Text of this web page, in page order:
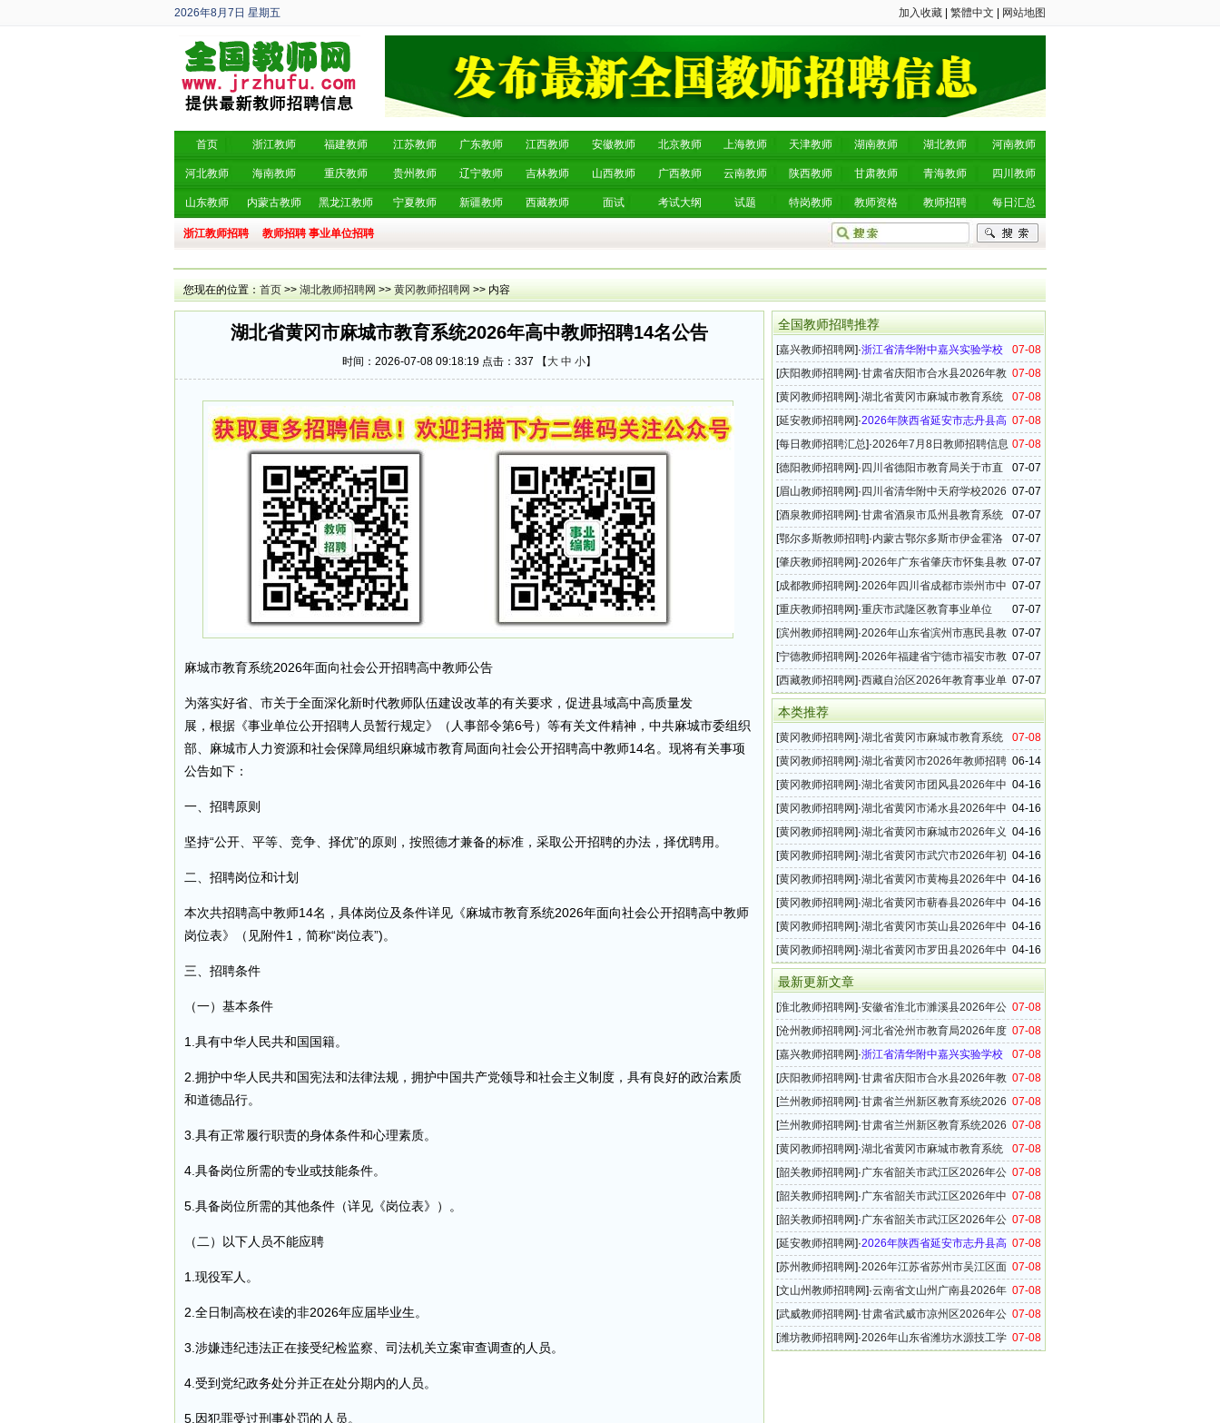
2026年8月7日 星期五
丙午年 六月廿五
加入收藏 繁體中文 网站地图
首页 浙江教师 福建教师 江苏教师 广东教师 江西教师 安徽教师 北京教师 上海教师 天津教师 湖南教师 湖北教师 河南教师
河北教师 海南教师 重庆教师 贵州教师 辽宁教师 吉林教师 山西教师 广西教师 云南教师 陕西教师 甘肃教师 青海教师 四川教师
山东教师 内蒙古教师 黑龙江教师 宁夏教师 新疆教师 西藏教师 面试 考试大纲 试题 特岗教师 教师资格 教师招聘 每日汇总
浙江教师招聘 教师招聘 事业单位招聘
您现在的位置： 首页 >> 湖北教师招聘网 >> 黄冈教师招聘网 >> 内容
湖北省黄冈市麻城市教育系统2026年高中教师招聘14名公告
时间：2026-07-08 09:18:19 点击： 337 【 大 中 小】
麻城市教育系统2026年面向社会公开招聘高中教师公告
为落实好省、市关于全面深化新时代教师队伍建设改革的有关要求，促进县域高中高质量发
展，根据《事业单位公开招聘人员暂行规定》（人事部令第6号）等有关文件精神，中共麻城市委组织
部、麻城市人力资源和社会保障局组织麻城市教育局面向社会公开招聘高中教师14名。现将有关事项
公告如下：
一、招聘原则
坚持“公开、平等、竞争、择优”的原则，按照德才兼备的标准，采取公开招聘的办法，择优聘用。
二、招聘岗位和计划
本次共招聘高中教师14名，具体岗位及条件详见《麻城市教育系统2026年面向社会公开招聘高中教师
岗位表》（见附件1，简称“岗位表”)。
三、招聘条件
（一）基本条件
1.具有中华人民共和国国籍。
2.拥护中华人民共和国宪法和法律法规，拥护中国共产党领导和社会主义制度，具有良好的政治素质
和道德品行。
3.具有正常履行职责的身体条件和心理素质。
4.具备岗位所需的专业或技能条件。
5.具备岗位所需的其他条件（详见《岗位表》）。
（二）以下人员不能应聘
1.现役军人。
2.全日制高校在读的非2026年应届毕业生。
3.涉嫌违纪违法正在接受纪检监察、司法机关立案审查调查的人员。
4.受到党纪政务处分并正在处分期内的人员。
5.因犯罪受过刑事处罚的人员。
全国教师招聘推荐
07-08
[嘉兴教师招聘网]·浙江省清华附中嘉兴实验学校
2026年事业编制教师招聘公告（第四批）
07-08
[庆阳教师招聘网]·甘肃省庆阳市合水县2026年教
育系统事业单位教师招聘公告
07-08
[黄冈教师招聘网]·湖北省黄冈市麻城市教育系统
2026年高中教师招聘14名公告
07-08
[延安教师招聘网]·2026年陕西省延安市志丹县高
级中学教师招聘16名公告
07-08
[每日教师招聘汇总]·2026年7月8日教师招聘信息
汇总（39条）
07-07
[德阳教师招聘网]· 四川省德阳市教育局关于市直
属学校2026年教师招聘公告
07-07
[眉山教师招聘网]· 四川省清华附中天府学校2026
年第二轮教师招聘公告
07-07
[酒泉教师招聘网]·甘肃省酒泉市瓜州县教育系统
2026年紧缺学科教师柔性引进招聘公告
07-07
[鄂尔多斯教师招聘]·内蒙古鄂尔多斯市伊金霍洛
旗2026年引进中小学教师18名公告
07-07
[肇庆教师招聘网]·2026年广东省肇庆市怀集县教
育局教师招聘87名公告
07-07
[成都教师招聘网]·2026年四川省成都市崇州市中
小学校教师招聘76名公告
07-07
[重庆教师招聘网]·重庆市武隆区教育事业单位
2026年教师招聘31名公告
07-07
[滨州教师招聘网]·2026年山东省滨州市惠民县教
师招聘15名公告
07-07
[宁德教师招聘网]·2026年福建省宁德市福安市教
育局下属学校教师招聘13名公告（六）
07-07
[西藏教师招聘网]·西藏自治区2026年教育事业单
位教师招聘公告
本类推荐
07-08
[黄冈教师招聘网]·湖北省黄冈市麻城市教育系统
2026年高中教师招聘14名公告
06-14
[黄冈教师招聘网]·湖北省黄冈市2026年教师招聘
187名公告
04-16
[黄冈教师招聘网]·湖北省黄冈市团风县2026年中
小学教师招聘公告
04-16
[黄冈教师招聘网]·湖北省黄冈市浠水县2026年中
学教师招聘公告
04-16
[黄冈教师招聘网]·湖北省黄冈市麻城市2026年义
务教育学校教师招聘公告
04-16
[黄冈教师招聘网]·湖北省黄冈市武穴市2026年初
中教师招聘公告
04-16
[黄冈教师招聘网]·湖北省黄冈市黄梅县2026年中
小学教师招聘公告
04-16
[黄冈教师招聘网]·湖北省黄冈市蕲春县2026年中
学教师招聘公告
04-16
[黄冈教师招聘网]·湖北省黄冈市英山县2026年中
小学教师招聘公告
04-16
[黄冈教师招聘网]·湖北省黄冈市罗田县2026年中
小学教师招聘公告
最新更新文章
07-08
[淮北教师招聘网]·安徽省淮北市濉溪县2026年公
开引进县外在编在职教师工作实施方案
07-08
[沧州教师招聘网]·河北省沧州市教育局2026年度
公开招调教师公告
07-08
[嘉兴教师招聘网]·浙江省清华附中嘉兴实验学校
2026年事业编制教师招聘公告（第四批）
07-08
[庆阳教师招聘网]·甘肃省庆阳市合水县2026年教
育系统事业单位教师招聘公告
07-08
[兰州教师招聘网]·甘肃省兰州新区教育系统2026
年教师招聘进入考察范围人员（第一批次）及考察相关
事项的公告
07-08
[兰州教师招聘网]·甘肃省兰州新区教育系统2026
年公开选调教师公告
07-08
[黄冈教师招聘网]·湖北省黄冈市麻城市教育系统
2026年高中教师招聘14名公告
07-08
[韶关教师招聘网]·广东省韶关市武江区2026年公
开选聘幼儿园骨干教师公告
07-08
[韶关教师招聘网]·广东省韶关市武江区2026年中
小学教师公开招聘面试公告
07-08
[韶关教师招聘网]·广东省韶关市武江区2026年公
开选聘教师公告
07-08
[延安教师招聘网]·2026年陕西省延安市志丹县高
级中学教师招聘16名公告
07-08
[苏州教师招聘网]·2026年江苏省苏州市吴江区面
向公办小学公开选聘中学教师的通知
07-08
[文山州教师招聘网]·云南省文山州广南县2026年
城区学校（园）面向全县教体系统公开竞聘在职在编教
师公告
07-08
[武威教师招聘网]·甘肃省武威市凉州区2026年公
开选调农村学校（幼儿园）教师到城区任教的公告07-08
[潍坊教师招聘网]·2026年山东省潍坊水源技工学